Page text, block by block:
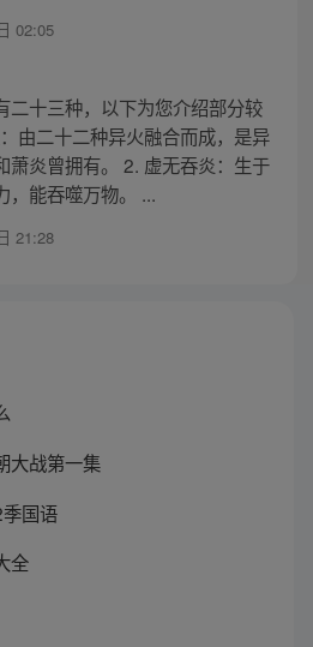
02:05
二十三种，以下为您介绍部分较
由二十二种异火融合而成，是异
萧炎曾拥有。 2. 虚无吞炎：生于
，能吞噬万物。 ...
21:28
大战第一集
国语
全